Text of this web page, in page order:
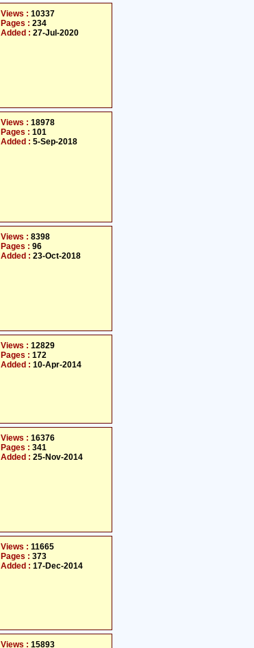
Views : 10337
Pages : 234
Added : 27-Jul-2020
Views : 18978
Pages : 101
Added : 5-Sep-2018
Views : 8398
Pages : 96
Added : 23-Oct-2018
Views : 12829
Pages : 172
Added : 10-Apr-2014
Views : 16376
Pages : 341
Added : 25-Nov-2014
Views : 11665
Pages : 373
Added : 17-Dec-2014
Views : 15893